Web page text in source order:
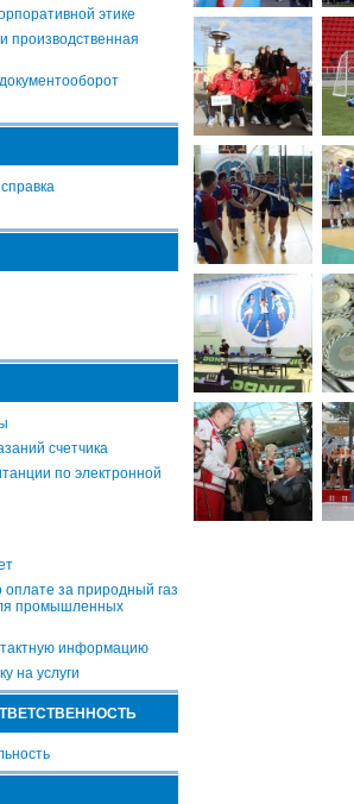
этике
производственная
счетчика
по электронной
оплате за природный газ
промышленных
информацию
на услуги